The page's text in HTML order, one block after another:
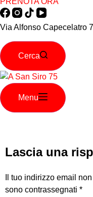
Via Alfonso Capecelatro
Cerca
Menu
Lascia una
Il tuo indirizzo email
sono contrassegnati *